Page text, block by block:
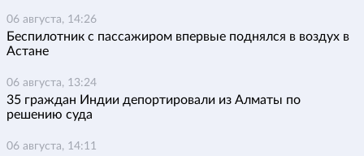
06 августа, 14:26
Беспилотник с пассажиром впервые поднялся в воздух в
Астане
06 августа, 13:24
35 граждан Индии депортировали из Алматы по
решению суда
06 августа, 14:11